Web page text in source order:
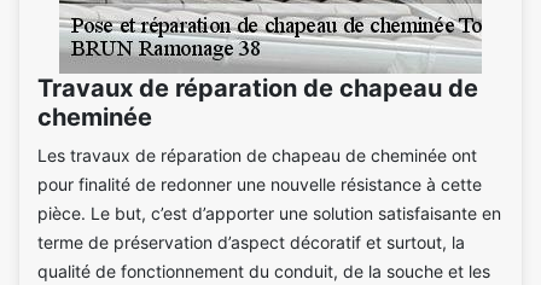
Travaux de réparation de chapeau de
cheminée
Les travaux de réparation de chapeau de cheminée ont
pour finalité de redonner une nouvelle résistance à cette
pièce. Le but, c’est d’apporter une solution satisfaisante en
terme de préservation d’aspect décoratif et surtout, la
qualité de fonctionnement du conduit, de la souche et les